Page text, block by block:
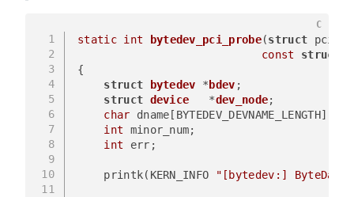
1
2
3
4
5
6
7
8
9
10
11
static int bytedev_pci_probe(struct
const
struct
{
struct
bytedev *bdev ;
struct device
   *
dev_node;
char dname[BYTEDEV_DEVNAME_LENGTH];
int minor_num;
int err;
    printk(KERN_INFO
"[bytedev:]
C